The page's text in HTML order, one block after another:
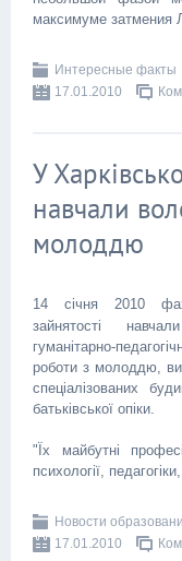
максимуме затмения
Интересные факты
17.01.2010
У
навчали
молоддю
14 січня 2010
зайнятості
гуманітарно-
роботи з молоддю,
спеціалізованих
батьківської опіки.
"Їх майбутні
психології,
Новости
17.01.2010